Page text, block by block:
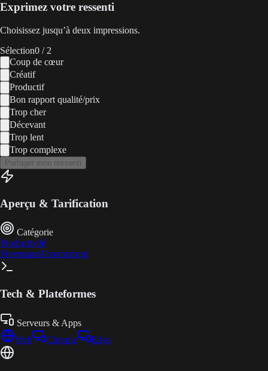
Exprimez votre ressenti
Choisissez jusqu’à deux impressions.
Sélection0 / 2
Coup de cœur
Créatif
Productif
Bon rapport qualité/prix
Trop cher
Décevant
Trop lent
Trop complexe
Partager mon ressenti
Aperçu & Tarification
Catégorie
Productivité
FreemiumAbonnement
Tech & Plateformes
Serveurs & Apps
Web
Chrome Edge